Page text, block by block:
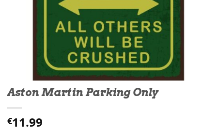
Aston Martin Parking Only
€11.99